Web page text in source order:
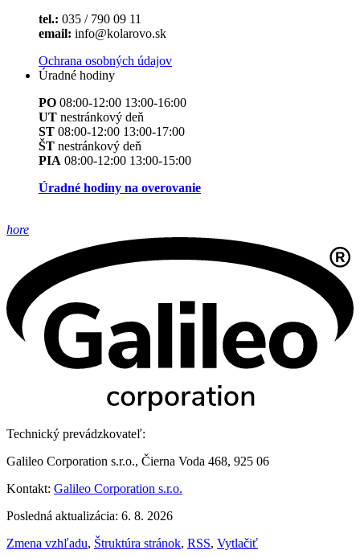
tel.: 035 / 790 09 11
email: info@kolarovo.sk
Ochrana osobných údajov
Úradné hodiny
PO 08:00-12:00 13:00-16:00
UT nestránkový deň
ST 08:00-12:00 13:00-17:00
ŠT nestránkový deň
PIA 08:00-12:00 13:00-15:00
Úradné hodiny na overovanie
hore
Technický prevádzkovateľ:
Galileo Corporation s.r.o., Čierna Voda 468, 925 06
Kontakt: Galileo Corporation s.r.o.
Posledná aktualizácia: 6. 8. 2026
Zmena vzhľadu, Štruktúra stránok, RSS, Vytlačiť